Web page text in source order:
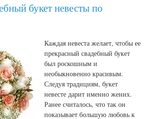
букет невесты по
Каждая невеста желает, чтобы ее
прекрасный свадебный букет
был роскошным и
необыкновенно красивым.
Следуя традициям, букет
невесте дарит именно жених.
Ранее считалось, что так он
показывает большую любовь к